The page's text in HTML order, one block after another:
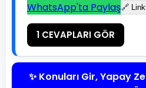
WhatsApp'ta Paylaş🔗
1 CEVAPLARI GÖR
✨ Konuları Gir, Yapay